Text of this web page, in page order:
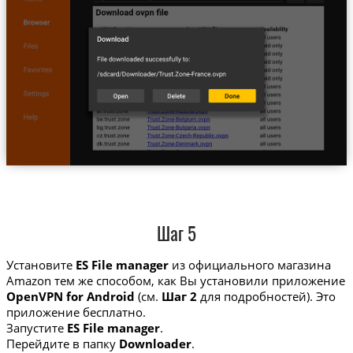
Шаг 5
Установите ES File managerиз официального магазина
Amazon тем же способом, как Вы установили приложение
OpenVPN for Android (см. Шаг 2 для подробностей). Это
приложение бесплатно.
Запустите ES File manager.
Перейдите в папку Downloader.